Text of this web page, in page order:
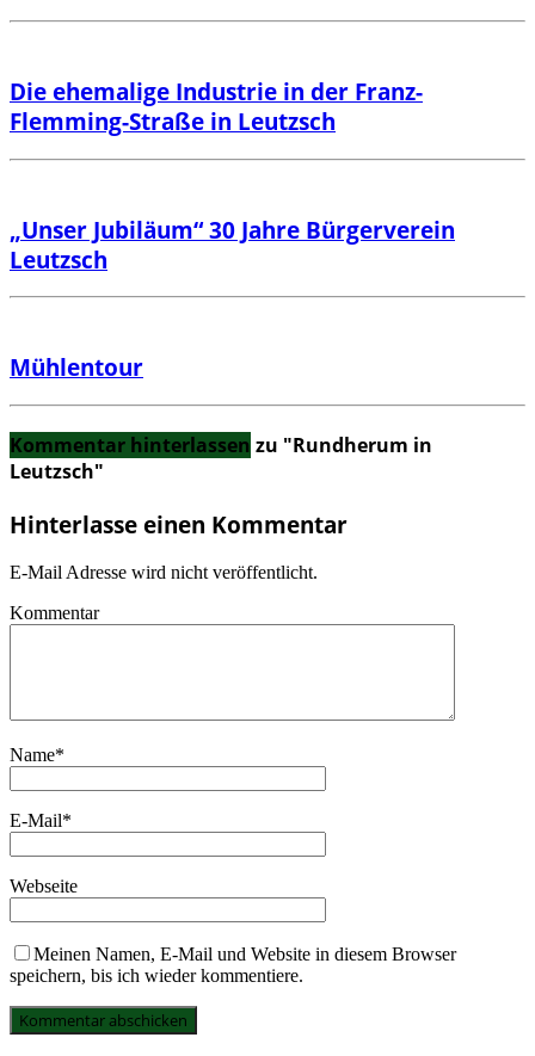
Die ehemalige Industrie in der Franz-
Flemming-Straße in Leutzsch
„Unser Jubiläum“ 30 Jahre Bürgerverein
Leutzsch
Mühlentour
Kommentar hinterlassen zu "Rundherum in
Leutzsch"
Hinterlasse einen Kommentar
E-Mail Adresse wird nicht veröffentlicht.
Kommentar
Name*
E-Mail*
Webseite
Meinen Namen, E-Mail und Website in diesem Browser
speichern, bis ich wieder kommentiere.